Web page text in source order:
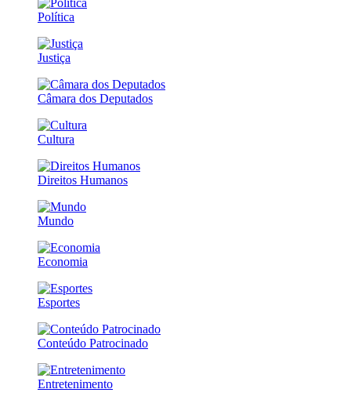
Política
Justiça
Câmara dos Deputados
Cultura
Direitos Humanos
Mundo
Economia
Esportes
Conteúdo Patrocinado
Entretenimento